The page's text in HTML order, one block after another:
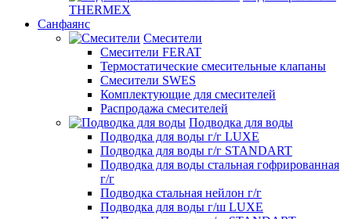
THERMEX
Санфаянс
Смесители
Смесители FERAT
Термостатические смесительные клапаны
Смесители SWES
Комплектующие для смесителей
Распродажа смесителей
Подводка для воды
Подводка для воды г/г LUXE
Подводка для воды г/г STANDART
Подводка для воды стальная гофрированная
г/г
Подводка стальная нейлон г/г
Подводка для воды г/ш LUXE